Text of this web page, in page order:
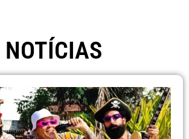
NOTÍCIAS